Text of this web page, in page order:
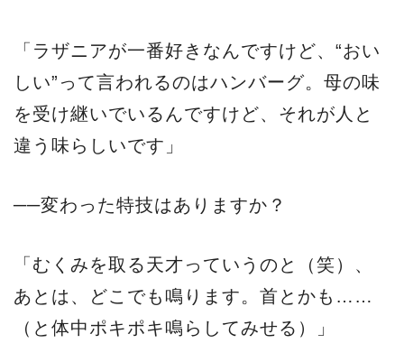
「ラザニアが一番好きなんですけど、“おい
しい”って言われるのはハンバーグ。母の味
を受け継いでいるんですけど、それが人と
違う味らしいです」
──変わった特技はありますか？
「むくみを取る天才っていうのと（笑）、
あとは、どこでも鳴ります。首とかも……
（と体中ポキポキ鳴らしてみせる）」